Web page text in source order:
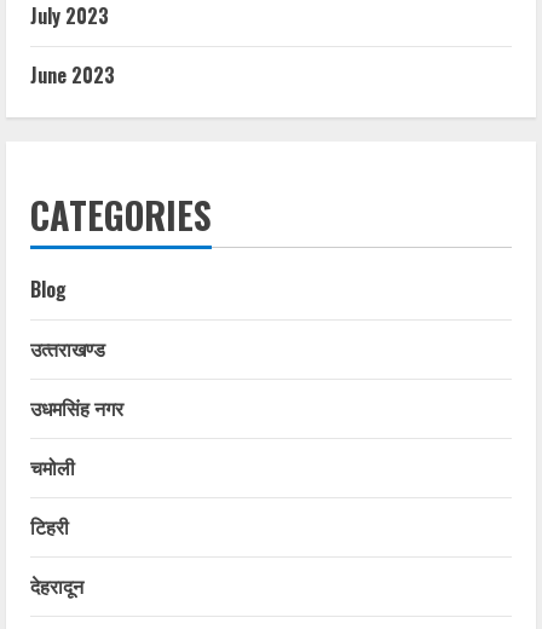
July 2023
June 2023
CATEGORIES
Blog
उत्‍तराखण्‍ड
उधमसिंह नगर
चमोली
टिहरी
देहरादून